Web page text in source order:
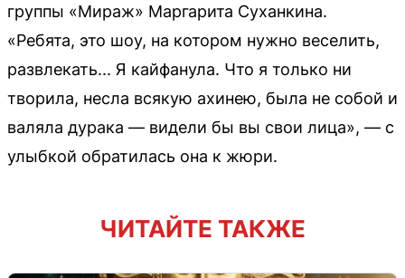
группы «Мираж» Маргарита Суханкина.
«Ребята, это шоу, на котором нужно веселить,
развлекать... Я кайфанула. Что я только ни
творила, несла всякую ахинею, была не собой и
валяла дурака — видели бы вы свои лица», — с
улыбкой обратилась она к жюри.
ЧИТАЙТЕ ТАКЖЕ